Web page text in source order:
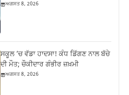
ਅਗਸਤ 8, 2026
ਸਕੂਲ ’ਚ ਵੱਡਾ ਹਾਦਸਾ! ਕੰਧ ਡਿੱਗਣ ਨਾਲ ਬੱਚੇ
ਦੀ ਮੌਤ; ਚੌਕੀਦਾਰ ਗੰਭੀਰ ਜ਼ਖ਼ਮੀ
ਅਗਸਤ 8, 2026